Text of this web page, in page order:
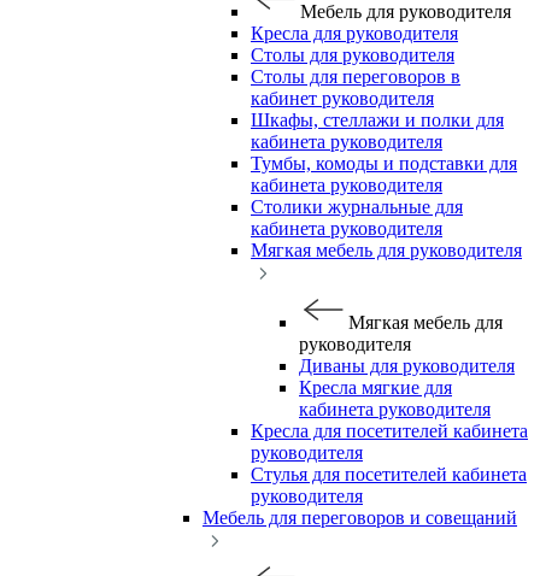
Мебель для руководителя
Кресла для руководителя
Столы для руководителя
Столы для переговоров в
кабинет руководителя
Шкафы, стеллажи и полки для
кабинета руководителя
Тумбы, комоды и подставки для
кабинета руководителя
Столики журнальные для
кабинета руководителя
Мягкая мебель для руководителя
Мягкая мебель для
руководителя
Диваны для руководителя
Кресла мягкие для
кабинета руководителя
Кресла для посетителей кабинета
руководителя
Стулья для посетителей кабинета
руководителя
Мебель для переговоров и совещаний